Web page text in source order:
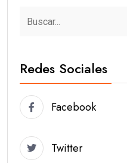
Redes Sociales
Facebook
Twitter